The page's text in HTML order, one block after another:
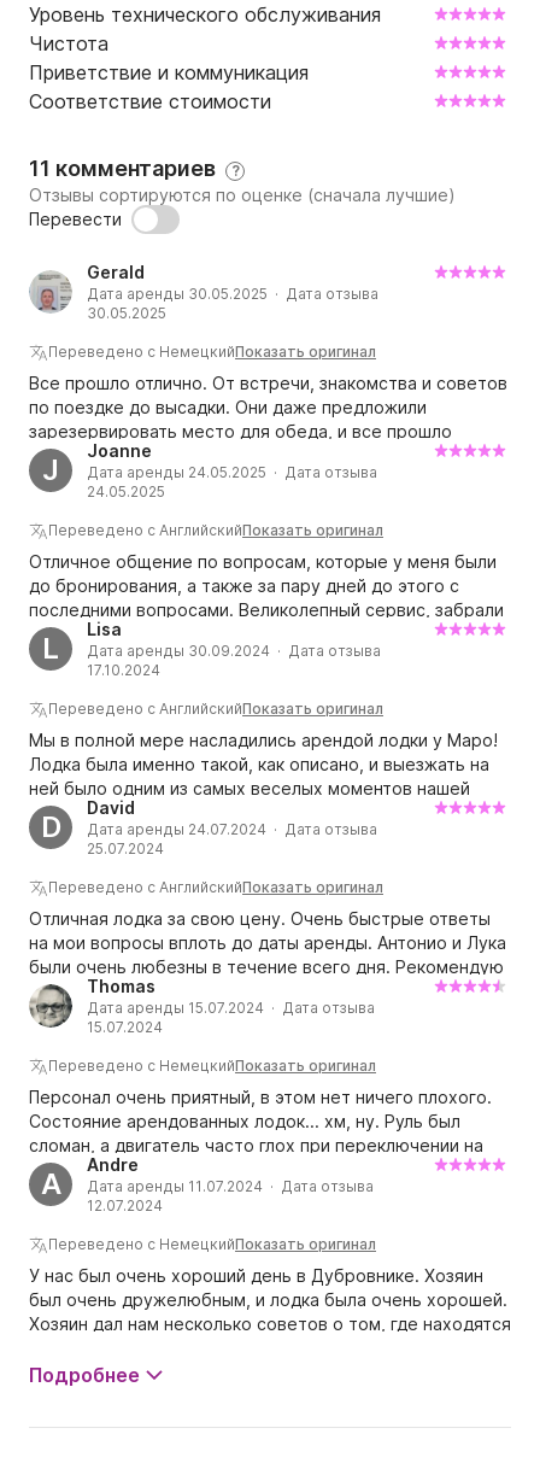
Уровень технического обслуживания
Чистота
Приветствие и коммуникация
Соответствие стоимости
11 комментариев ?
Отзывы сортируются по оценке (сначала лучшие)
Перевести
Gerald
Дата аренды 30.05.2025 · Дата отзыва
30.05.2025
Переведено с НемецкийПоказать оригинал
Все прошло отлично. От встречи, знакомства и советов
по поездке до высадки. Они даже предложили
зарезервировать место для обеда, и все прошло
отлично! Я бы с удовольствием сделал это снова!
J
Joanne
Дата аренды 24.05.2025 · Дата отзыва
24.05.2025
Переведено с АнглийскийПоказать оригинал
Отличное общение по вопросам, которые у меня были
до бронирования, а также за пару дней до этого с
последними вопросами. Великолепный сервис, забрали
и отвезли обратно с лодки. Лодка была готова и ждала
нас. Нас было 5 взрослых, и мы арендовали ее для 40-
летия друзей. С ними было приятно иметь дело, и все
было действительно хорошо организовано и
объяснено относительно управления лодкой.
Рекомендую этих ребят, 5 звезд!!
L
Lisa
Дата аренды 30.09.2024 · Дата отзыва
17.10.2024
Переведено с АнглийскийПоказать оригинал
Мы в полной мере насладились арендой лодки у Маро!
Лодка была именно такой, как описано, и выезжать на
ней было одним из самых веселых моментов нашей
поездки! Увидеть Дубровник с воды было отличным
опытом, и с Маро было так легко работать! Отличное
общение, и мы определенно арендовали бы снова!
D
David
Дата аренды 24.07.2024 · Дата отзыва
25.07.2024
Переведено с АнглийскийПоказать оригинал
Отличная лодка за свою цену. Очень быстрые ответы
на мои вопросы вплоть до даты аренды. Антонио и Лука
были очень любезны в течение всего дня. Рекомендую
брать лодку в аренду через них.
Thomas
Дата аренды 15.07.2024 · Дата отзыва
15.07.2024
Переведено с НемецкийПоказать оригинал
Персонал очень приятный, в этом нет ничего плохого.
Состояние арендованных лодок... хм, ну. Руль был
сломан, а двигатель часто глох при переключении на
нейтраль. Чистота норм, но не выдающаяся. В целом,
совершенно нормально.
A
Andre
Дата аренды 11.07.2024 · Дата отзыва
12.07.2024
Переведено с НемецкийПоказать оригинал
У нас был очень хороший день в Дубровнике. Хозяин
был очень дружелюбным, и лодка была очень хорошей.
Хозяин дал нам несколько советов о том, где находятся
Подробнее